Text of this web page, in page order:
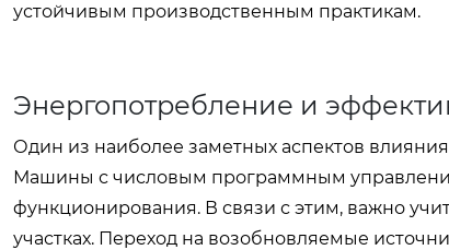
устойчивым производственным практикам.
Энергопотребление и
Один из наиболее заметных аспектов влияния
Машины с числовым программным
функционирования. В связи с этим, важно
участках. Переход на возобновляемые